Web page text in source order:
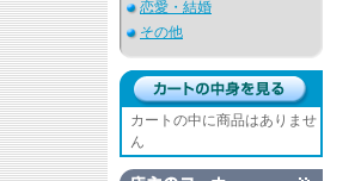
恋愛・結婚
その他
カートの中に商品はありませ
ん